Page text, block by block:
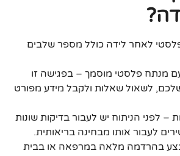
פלסטי לאחר לידה כולל מספר שלבים
מנתח פלסטי מוסמך – בפגישה זו
שלכם, לשאול שאלות ולקבל מידע מפורט
– לפני הניתוח יש לעבור בדיקות שונות
לעבור אותו מבחינה בריאותית.
בהרדמה מלאה במרפאה או בבית